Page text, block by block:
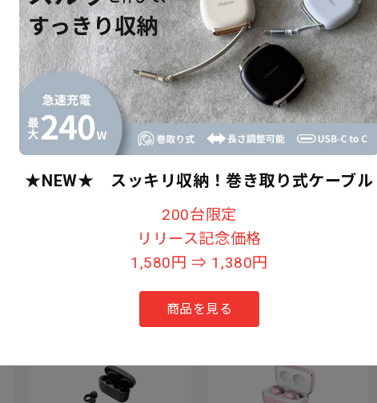
準固体電池
（内税）
セール
Solido 10000mAh 準固体電池
セール価格
¥4,980 （内税）
通常価格
¥3,480（内税）
すべて見る
カテゴリー
★NEW★ スッキリ収納！巻き取り式ケーブル
200台限定
リリース記念価格
1,580円 ⇒ 1,380円
商品を見る